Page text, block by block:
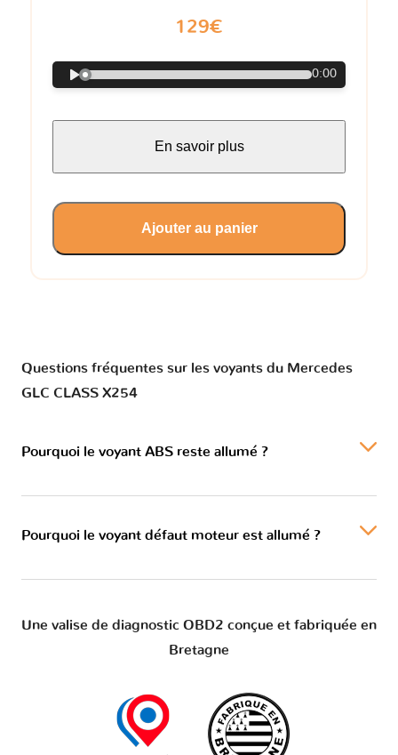
129€
0:00
En savoir plus
Ajouter au panier
Questions fréquentes sur les voyants du Mercedes
GLC CLASS X254
Pourquoi le voyant ABS reste allumé ?
Pourquoi le voyant défaut moteur est allumé ?
Une valise de diagnostic OBD2 conçue et fabriquée en
Bretagne